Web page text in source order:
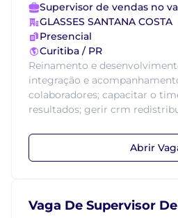
Supervisor de vendas no
GLASSES SANTANA COSTA
Presencial
Curitiba / PR
Reinamento e
integração e
colaboradores; capacitar o
resultados; gerir crm
Abrir
Vaga De Supervisor